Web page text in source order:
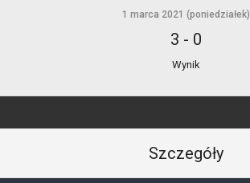
1 marca 2021 (poniedziałek)
3 - 0
Wynik
Szczegóły